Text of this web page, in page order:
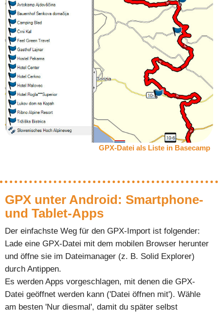
GPX-Datei als Liste in Basecamp
GPX unter Android: Smartphone-
und Tablet-Apps
Der einfachste Weg für den GPX-Import ist folgender:
Lade eine GPX-Datei mit dem mobilen Browser herunter
und öffne sie im Dateimanager (z. B. Solid Explorer)
durch Antippen.
Es werden Apps vorgeschlagen, mit denen die GPX-
Datei geöffnet werden kann ('Datei öffnen mit'). Wähle
am besten 'Nur diesmal', damit du später selbst